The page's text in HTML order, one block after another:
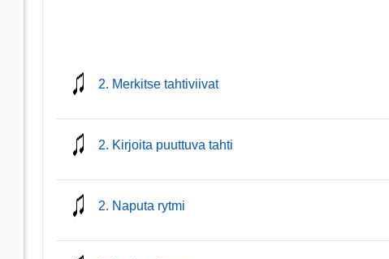
2. Merkitse tahtiviivatmmusic
2. Kirjoita puuttuva tahti
2. Naputa rytmi